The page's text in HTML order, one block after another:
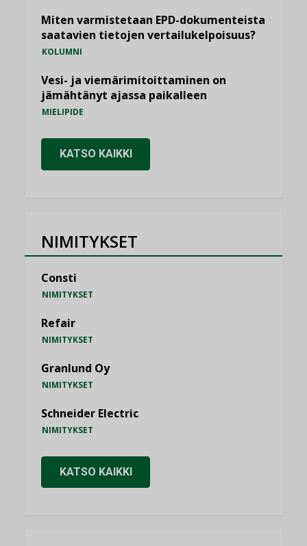
Miten varmistetaan EPD-dokumenteista
saatavien tietojen vertailukelpoisuus?
KOLUMNI
Vesi- ja viemärimitoittaminen on
jämähtänyt ajassa paikalleen
MIELIPIDE
KATSO KAIKKI
NIMITYKSET
Consti
NIMITYKSET
Refair
NIMITYKSET
Granlund Oy
NIMITYKSET
Schneider Electric
NIMITYKSET
KATSO KAIKKI